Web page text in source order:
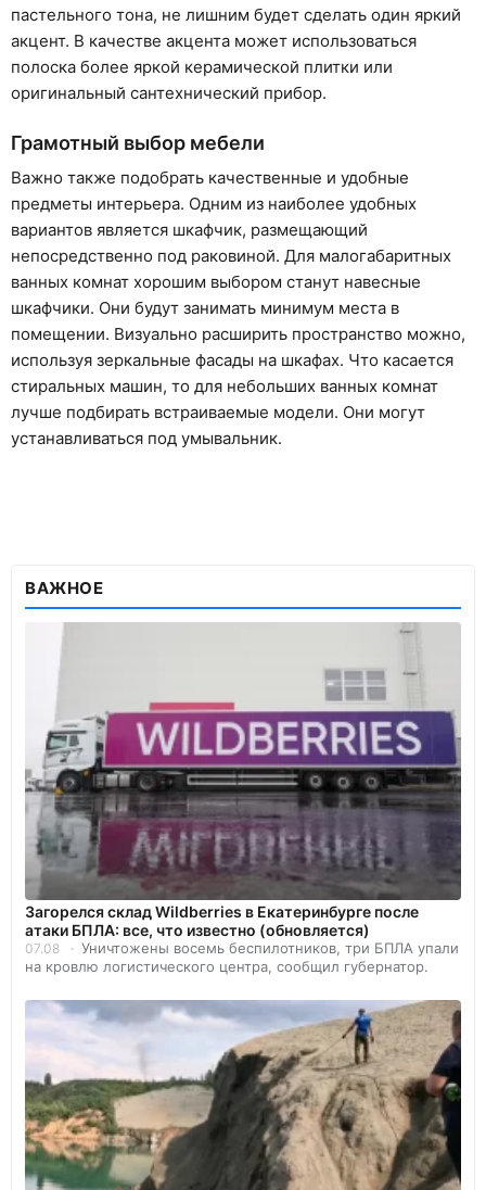
пастельного тона, не лишним будет сделать один яркий
акцент. В качестве акцента может использоваться
полоска более яркой керамической плитки или
оригинальный сантехнический прибор.
Грамотный выбор мебели
Важно также подобрать качественные и удобные
предметы интерьера. Одним из наиболее удобных
вариантов является шкафчик, размещающий
непосредственно под раковиной. Для малогабаритных
ванных комнат хорошим выбором станут навесные
шкафчики. Они будут занимать минимум места в
помещении. Визуально расширить пространство можно,
используя зеркальные фасады на шкафах. Что касается
стиральных машин, то для небольших ванных комнат
лучше подбирать встраиваемые модели. Они могут
устанавливаться под умывальник.
ВАЖНОЕ
Загорелся склад Wildberries в Екатеринбурге после
атаки БПЛА: все, что известно (обновляется)
07.08
Уничтожены восемь беспилотников, три БПЛА упали
на кровлю логистического центра, сообщил губернатор.